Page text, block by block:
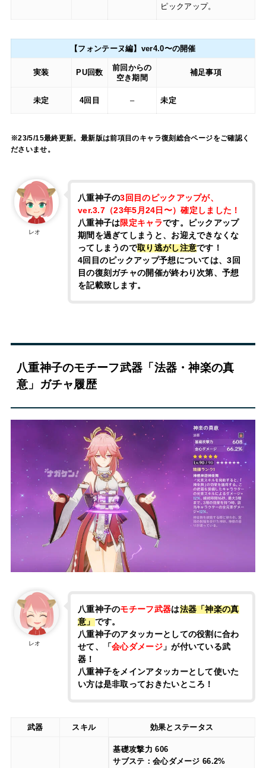
ピックアップ。
【フォンテーヌ編】ver4.0〜の開催
実装 PU回数
前回からの
空き期間
補足事項
未定 4回目 – 未定
※23/5/15最終更新。最新版は前項目のキャラ復刻総合ページをご確認く
ださいませ。
レオ
八重神子の3回目のピックアップが、
ver.3.7（23年5月24日〜）確定しました！
八重神子は限定キャラです。ピックアップ
期間を過ぎてしまうと、お迎えできなくな
ってしまうので取り逃がし注意です！
4回目のピックアップ予想については、3回
目の復刻ガチャの開催が終わり次第、予想
を記載致します。
八重神子のモチーフ武器「法器・神楽の真
意」ガチャ履歴
レオ
八重神子のモチーフ武器は法器「神楽の真
意」 です。
八重神子のアタッカーとしての役割に合わ
せて、「会心ダメージ」が付いている武
器！
八重神子をメインアタッカーとして使いた
い方は是非取っておきたいところ！
武器 スキル 効果とステータス
基礎攻撃力 606
サブステ：会心ダメージ 66.2%